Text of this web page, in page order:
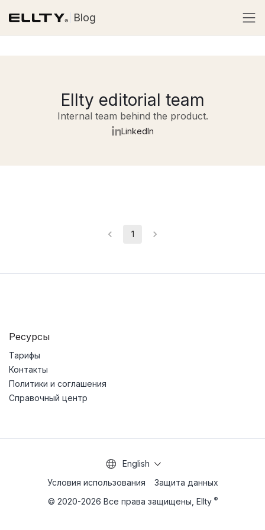
Blog
Ellty editorial team
Internal team behind the product.
LinkedIn
1
Ресурсы
Тарифы
Контакты
Политики и соглашения
Справочный центр
English
Условия использования
Защита данных
© 2020-2026 Все права защищены, Ellty ®